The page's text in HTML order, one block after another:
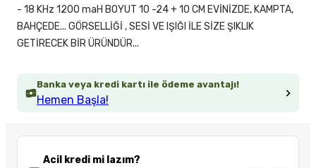
Banka veya kredi kartı ile ödeme avantajı!
Hemen Başla!
Acil kredi mi lazım?
- 18 KHz 1200 maH BOYUT 10 -24 + 10 CM EVİNİZDE, KAMPTA,
BAHÇEDE... GÖRSELLİĞİ , SESİ VE IŞIĞI İLE SİZE ŞIKLIK
GETİRECEK BİR ÜRÜNDÜR...